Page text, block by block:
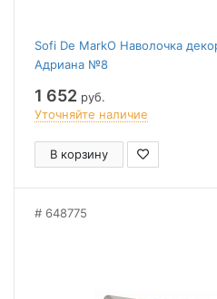
Sofi De MarkO Наволочка
Адриана №8
1 652 руб.
Уточняйте наличие
В корзину
648775